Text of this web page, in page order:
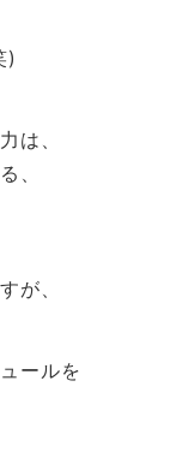
)
は、
、
が、
ールを